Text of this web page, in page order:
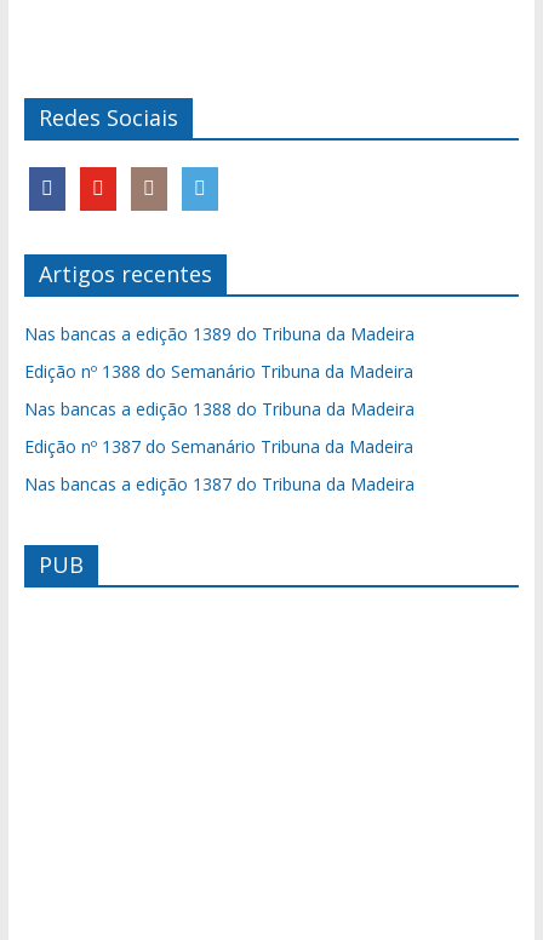
Redes Sociais
Artigos recentes
Nas bancas a edição 1389 do Tribuna da Madeira
Edição nº 1388 do Semanário Tribuna da Madeira
Nas bancas a edição 1388 do Tribuna da Madeira
Edição nº 1387 do Semanário Tribuna da Madeira
Nas bancas a edição 1387 do Tribuna da Madeira
PUB